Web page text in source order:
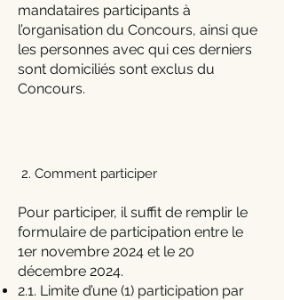
mandataires participants à
l’organisation du Concours, ainsi que
les personnes avec qui ces derniers
sont domiciliés sont exclus du
Concours.
2. Comment participer
Pour participer, il suffit de remplir le
formulaire de participation entre le
1er novembre 2024 et le 20
décembre 2024.
2.1. Limite d’une (1) participation par